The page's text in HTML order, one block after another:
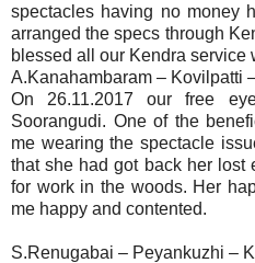
spectacles having no money
arranged the specs through
blessed all our Kendra service
A.Kanahambaram – Kovilpatti
On 26.11.2017 our free
Soorangudi. One of the
me wearing the spectacle
that she had got back her
for work in the woods. Her
me happy and contented.
S.Renugabai – Peyankuzhi –